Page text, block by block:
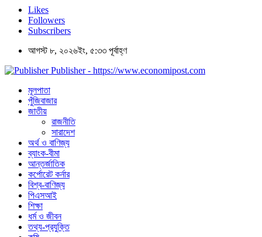
Likes
Followers
Subscribers
আগস্ট ৮, ২০২৬ইং, ৫:৩৩ পূর্বাহ্ণ
Publisher - https://www.economipost.com
মূলপাতা
পুঁজিবাজার
জাতীয়
রাজনীতি
সারাদেশ
অর্থ ও বাণিজ্য
ব্যাংক-বীমা
আন্তর্জাতিক
কর্পোরেট কর্নার
বিশ্ব-বাণিজ্য
পিএসআই
শিক্ষা
ধর্ম ও জীবন
তথ্য-প্রযুক্তি